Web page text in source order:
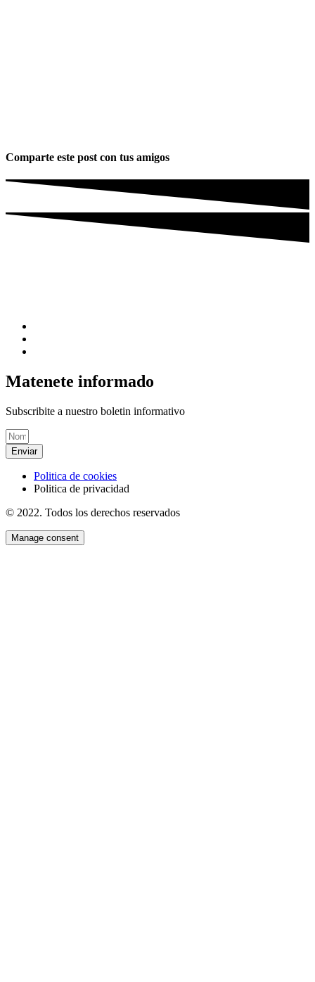
Comparte este post con tus amigos
Matenete informado
Subscribite a nuestro boletin informativo
Enviar
Politica de cookies
Politica de privacidad
© 2022. Todos los derechos reservados
Manage consent